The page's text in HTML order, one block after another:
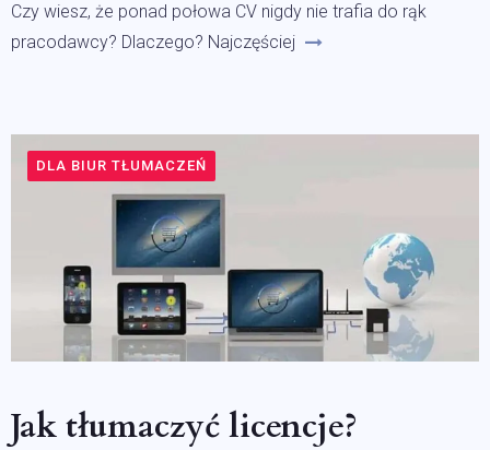
Czy wiesz, że ponad połowa CV nigdy nie trafia do rąk
pracodawcy? Dlaczego? Najczęściej
DLA BIUR TŁUMACZEŃ
Jak tłumaczyć licencje?